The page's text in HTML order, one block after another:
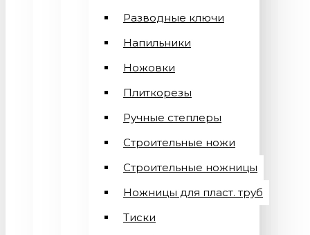
Разводные ключи
Напильники
Ножовки
Плиткорезы
Ручные степлеры
Строительные ножи
Строительные ножницы
Ножницы для пласт. труб
Тиски